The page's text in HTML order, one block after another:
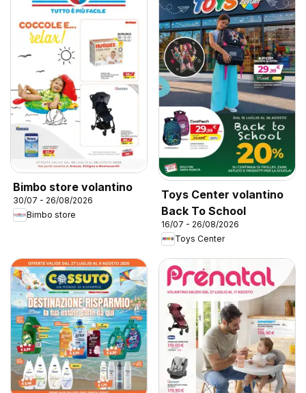
Bimbo store volantino
30/07 - 26/08/2026
Bimbo store
Toys Center volantino
Back To School
16/07 - 26/08/2026
Toys Center